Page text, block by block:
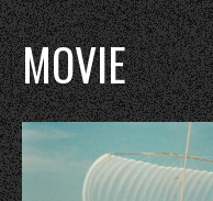
MOVIE